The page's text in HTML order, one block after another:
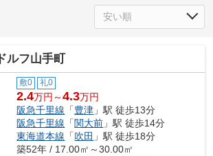
ドルフ山手町
敷0 礼0
2.4万円～4.3万円
阪急千里線 「豊津 」駅 徒歩13分
阪急千里線 「関大前 」駅 徒歩14分
東海道本線 「吹田 」駅 徒歩18分
築52年 / 17.00㎡～30.00㎡